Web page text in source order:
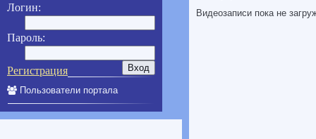
Логин:
Пароль:
Регистрация
Пользователи портала
Видеозаписи пока не